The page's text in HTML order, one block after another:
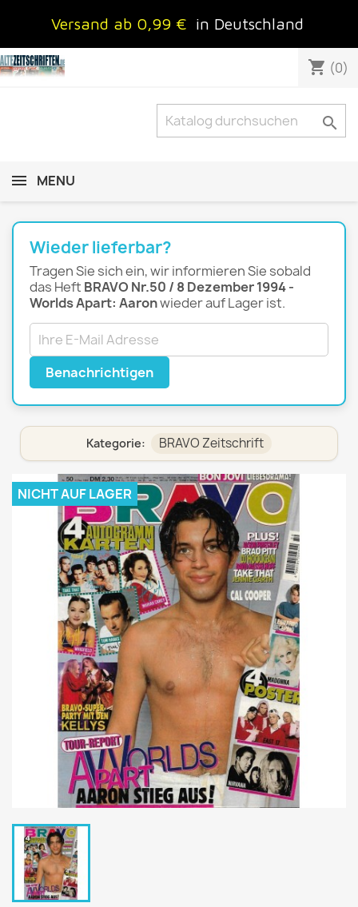
Versand ab 0,99 € in Deutschland
shopping_cart (0)

MENU
Wieder lieferbar?
Tragen Sie sich ein, wir informieren Sie sobald
das Heft BRAVO Nr.50 / 8 Dezember 1994 -
Worlds Apart: Aaronwieder auf Lager ist.
Benachrichtigen
Kategorie: BRAVO Zeitschrift
NICHT AUF LAGER